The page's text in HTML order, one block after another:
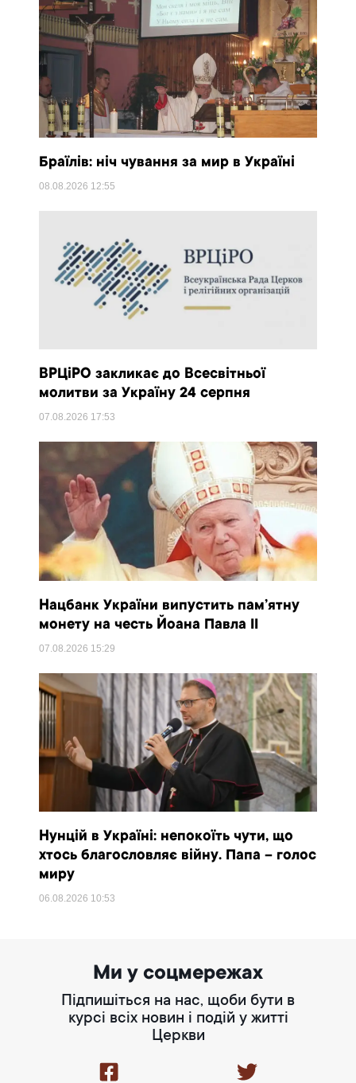
Браїлів: ніч чування за мир в Україні
08.08.2026 12:55
ВРЦіРО закликає до Всесвітньої
молитви за Україну 24 серпня
07.08.2026 17:53
Нацбанк України випустить пам’ятну
монету на честь Йоана Павла II
07.08.2026 15:29
Нунцій в Україні: непокоїть чути, що
хтось благословляє війну. Папа – голос
миру
06.08.2026 10:53
Ми у соцмережах
Підпишіться на нас, щоби бути в
курсі всіх новин і подій у житті
Церкви